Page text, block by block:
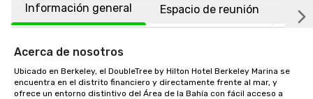
Información general Espacio de reunión
Acerca de nosotros
Ubicado en Berkeley, el DoubleTree by Hilton Hotel Berkeley Marina se
encuentra en el distrito financiero y directamente frente al mar, y
ofrece un entorno distintivo del Área de la Bahía con fácil acceso a